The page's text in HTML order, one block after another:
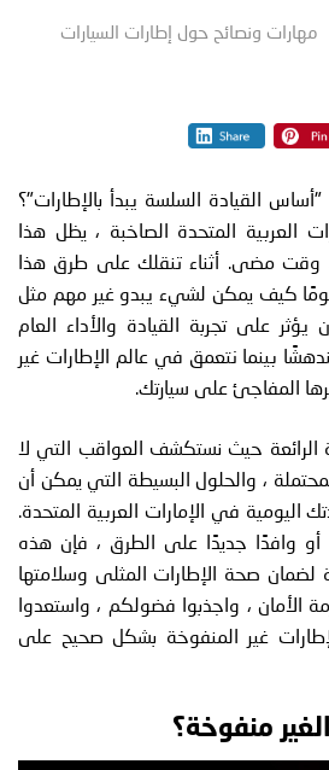
مهارات ونصائح حول إطارات السيارات
القيادة السلسة يبدأ بالإطارات"؟
العربية المتحدة الصاخبة ، يظل هذا
وقت مضى. أثناء تنقلك على طرق هذا
يومًا كيف يمكن لشيء يبدو غير مهم مثل
يؤثر على تجربة القيادة والأداء العام
بينما نتعمق في عالم الإطارات غير
المفاجئ على سيارتك.
الرائعة حيث نستكشف العواقب التي لا
، والحلول البسيطة التي يمكن أن
اليومية في الإمارات العربية المتحدة.
وافدًا جديدًا على الطرق ، فإن هذه
لضمان صحة الإطارات المثلى وسلامتها
الأمان ، واجذبوا فضولكم ، واستعدوا
غير المنفوخة بشكل صحيح على
منفوخة؟